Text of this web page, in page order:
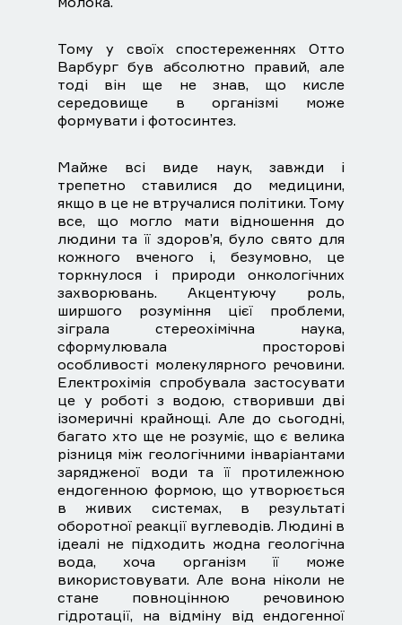
Тому у своїх спостереженнях Отто
Варбург був абсолютно правий, але
тоді він ще не знав, що кисле
середовище в організмі може
формувати і фотосинтез.
Майже всі виде наук, завжди і
трепетно ​​ставилися до медицини,
якщо в це не втручалися політики. Тому
все, що могло мати відношення до
людини та її здоров’я, було свято для
кожного вченого і, безумовно, це
торкнулося і природи онкологічних
захворювань. Акцентуючу роль,
ширшого розуміння цієї проблеми,
зіграла стереохімічна наука,
сформулювала просторові
особливості молекулярного речовини.
Електрохімія спробувала застосувати
це у роботі з водою, створивши дві
ізомеричні крайнощі. Але до сьогодні,
багато хто ще не розуміє, що є велика
різниця між геологічними інваріантами
зарядженої води та її протилежною
ендогенною формою, що утворюється
в живих системах, в результаті
оборотної реакції вуглеводів. Людині в
ідеалі не підходить жодна геологічна
вода, хоча організм її може
використовувати. Але вона ніколи не
стане повноцінною речовиною
гідротації, на відміну від ендогенної